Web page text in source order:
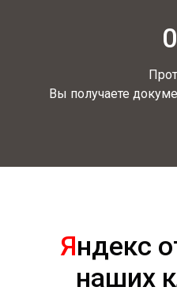
Вы получаете
Яндекс
наших